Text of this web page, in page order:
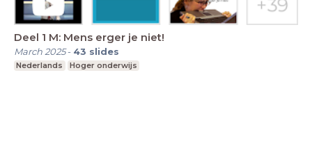
Deel 1 M: Mens erger je niet!
March 2025- 43 slides
Nederlands Hoger onderwijs